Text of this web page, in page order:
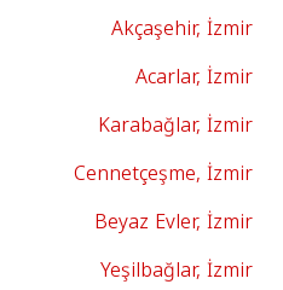
Akçaşehir, İzmir
Acarlar, İzmir
Karabağlar, İzmir
Cennetçeşme, İzmir
Beyaz Evler, İzmir
Yeşilbağlar, İzmir